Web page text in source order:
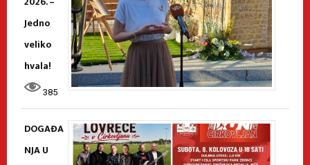
Jedno
veliko
hvala!
385
DOGAĐA
NJA U